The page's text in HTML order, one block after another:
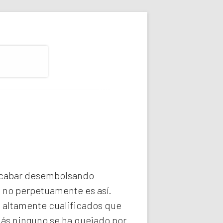
desembolsando
perpetuamente es así.
cualificados que
ninguno se ha quejado por